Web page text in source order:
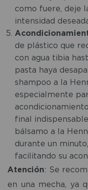
como fuere, deje
intensidad
de plástico que
con agua tibia
pasta haya
shampoo a la
especialmente
final
bálsamo a la
durante un
facilitando su
Atención: Se
en una mecha, ya